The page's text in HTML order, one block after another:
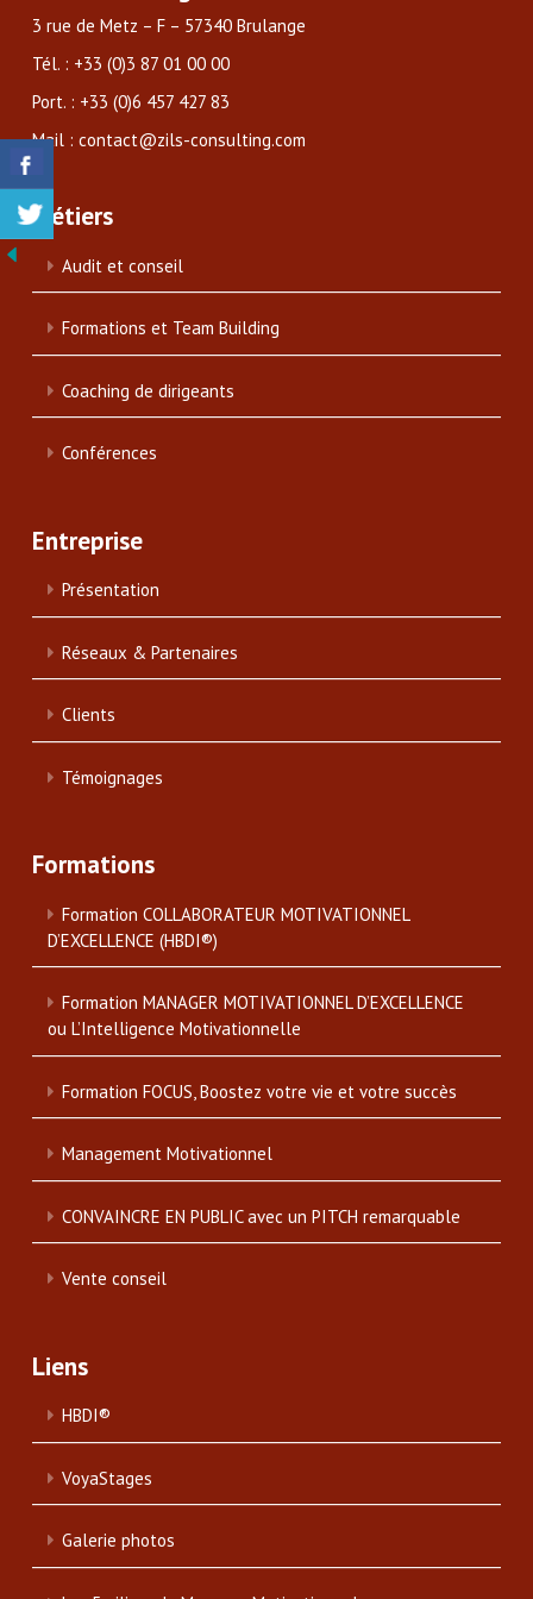
3 rue de Metz – F – 57340 Brulange
Tél. : +33 (0)3 87 01 00 00
Port. : +33 (0)6 457 427 83
Mail : contact@zils-consulting.com
Métiers
Audit et conseil
Formations et Team Building
Coaching de dirigeants
Conférences
Entreprise
Présentation
Réseaux & Partenaires
Clients
Témoignages
Formations
Formation COLLABORATEUR MOTIVATIONNEL
D’EXCELLENCE (HBDI®)
Formation MANAGER MOTIVATIONNEL D’EXCELLENCE
ou L’Intelligence Motivationnelle
Formation FOCUS, Boostez votre vie et votre succès
Management Motivationnel
CONVAINCRE EN PUBLIC avec un PITCH remarquable
Vente conseil
Liens
HBDI®
VoyaStages
Galerie photos